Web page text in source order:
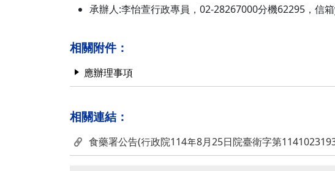
承辦人:李怡萱行政專員，02-28267000分機62295，信
相關附件：
應辦理事項
相關連結：
食藥署公告(行政院114年8月25日院臺衛字第